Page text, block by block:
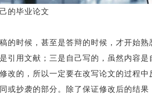
的毕业论文
的时候，甚至是答辩的时候，才开始
引用文献；三是自己写的，虽然内容
改的，所以一定要在改写论文的过程
或抄袭的部分。除了保证修改后的结